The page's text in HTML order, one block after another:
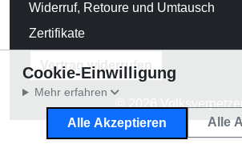
Widerruf, Retoure und Umtausch
Zertifikate
Vertrag widerrufen
© 2026 Volksverpetzer
Cookie-Einwilligung
Mehr erfahren
Alle Akzeptieren Alle